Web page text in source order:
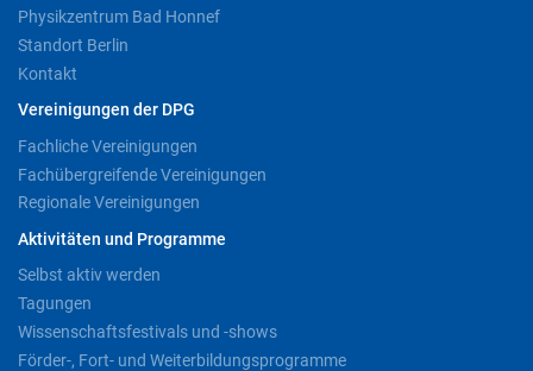
Physikzentrum Bad Honnef
Standort Berlin
Kontakt
Vereinigungen der DPG
Fachliche Vereinigungen
Fachübergreifende Vereinigungen
Regionale Vereinigungen
Aktivitäten und Programme
Selbst aktiv werden
Tagungen
Wissenschaftsfestivals und -shows
Förder-, Fort- und Weiterbildungsprogramme